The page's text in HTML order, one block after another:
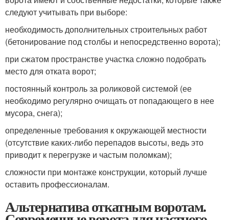
следуют учитывать при выборе:
необходимость дополнительных строительных работ
(бетонирование под столбы и непосредственно ворота);
при сжатом пространстве участка сложно подобрать
место для отката ворот;
постоянный контроль за роликовой системой (ее
необходимо регулярно очищать от попадающего в нее
мусора, снега);
определенные требования к окружающей местности
(отсутствие каких-либо перепадов высоты, ведь это
приводит к перегрузке и частым поломкам);
сложности при монтаже конструкции, который лучше
оставить профессионалам.
Альтернатива откатным воротам.